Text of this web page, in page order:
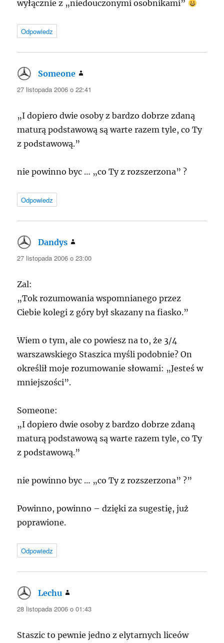
wyłącznie z „niedouczonymi osobnikami”
Odpowiedz
Someone
27 listopada 2006 o 22:41
„I dopiero dwie osoby z bardzo dobrze zdaną
maturą podstawową są warte razem tyle, co Ty
z podstawową.”
nie powinno byc … „co Ty z rozszerzona” ?
Odpowiedz
Dandys
27 listopada 2006 o 23:00
Zal:
„Tok rozumowania wspomnianego przez
Ciebie kolegi z góry był skazany na fiasko.”
Wiem o tym, ale co powiesz na to, że 3/4
warszawskiego Staszica myśli podobnie? On
określił moje rozumowanie słowami: „Jesteś w
mniejszości”.
Someone:
„I dopiero dwie osoby z bardzo dobrze zdaną
maturą podstawową są warte razem tyle, co Ty
z podstawową.”
nie powinno byc … „co Ty z rozszerzona” ?”
Powinno, powinno – dzięki za sugestię, już
poprawione.
Odpowiedz
Lechu
28 listopada 2006 o 01:43
Staszic to pewnie jedno z elytarnych liceów